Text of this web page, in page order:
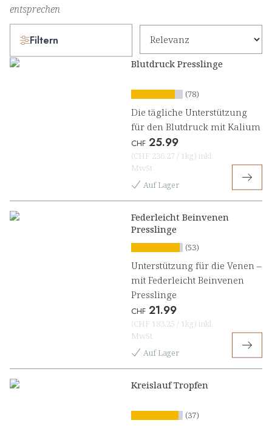
entsprechen
Filtern
Blutdruck Presslinge
(78)
Die tägliche Unterstützung
für den Blutdruck mit Kalium
CHF 25.99
(CHF 236.27 / 1kg) inkl.
MwSt
Auf Lager
Federleicht Beinvenen
Presslinge
(53)
Unterstützung für die Venen –
mit Federleicht Beinvenen
Presslinge
CHF 21.99
(CHF 183.25 / 1kg) inkl.
MwSt
Auf Lager
Kreislauf Tropfen
(37)